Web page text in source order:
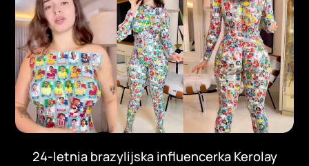
24-letnia brazylijska influencerka Kerolay